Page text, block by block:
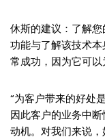
休斯的建议：了解
功能与了解该技术
常成功，因为它可以
“为客户带来的好处
因此客户的业务中
动机。对我们来说